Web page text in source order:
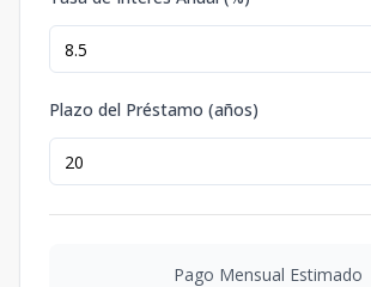
Plazo del Préstamo (años)
Pago Mensual Estimado